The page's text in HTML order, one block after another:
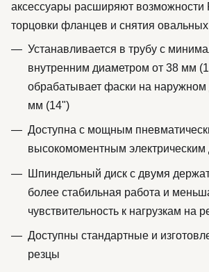
аксессуары расширяют возможности
торцовки фланцев и снятия
Устанавливается в трубу с
внутренним диаметром от 38 мм
обрабатывает фаски на наружном
мм (14")
Доступна с мощным
высокомоментным электрическим
Шпиндельный диск с двумя
более стабильная работа и
чувствительность к нагрузкам на
Доступны стандартные и
резцы